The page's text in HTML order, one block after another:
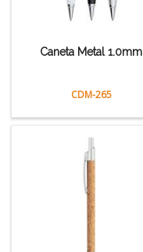
Caneta Metal 1.0mm
CDM-265